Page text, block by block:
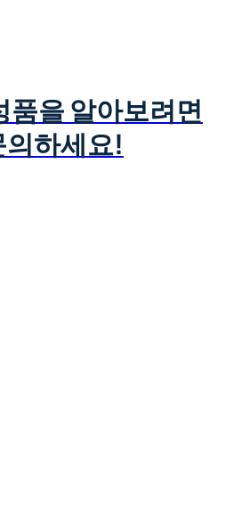
품을 알아보려면
하세요!